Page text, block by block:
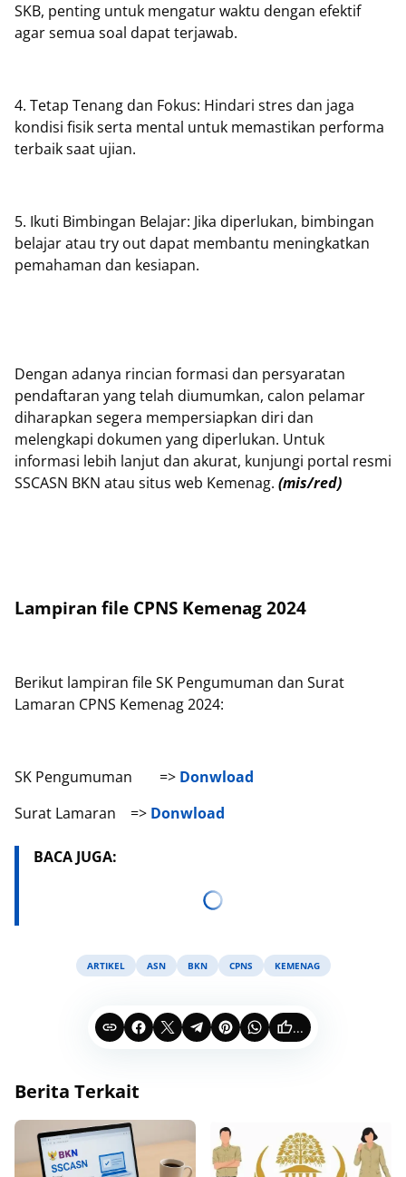
SKB, penting untuk mengatur waktu dengan efektif
agar semua soal dapat terjawab.
4. Tetap Tenang dan Fokus: Hindari stres dan jaga
kondisi fisik serta mental untuk memastikan performa
terbaik saat ujian.
5. Ikuti Bimbingan Belajar: Jika diperlukan, bimbingan
belajar atau try out dapat membantu meningkatkan
pemahaman dan kesiapan.
Dengan adanya rincian formasi dan persyaratan
pendaftaran yang telah diumumkan, calon pelamar
diharapkan segera mempersiapkan diri dan
melengkapi dokumen yang diperlukan. Untuk
informasi lebih lanjut dan akurat, kunjungi portal resmi
SSCASN BKN atau situs web Kemenag. (mis/red)
Lampiran file CPNS Kemenag 2024
Berikut lampiran file SK Pengumuman dan Surat
Lamaran CPNS Kemenag 2024:
SK Pengumuman => Donwload
Surat Lamaran
=> Donwload
BACA JUGA:
ARTIKEL ASN BKN CPNS KEMENAG
...
Berita Terkait